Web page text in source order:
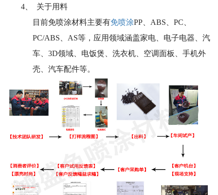
4、 关于用料
目前免喷涂材料主要有免喷涂PP ABS PC
PC/ABS
AS等，应用领域涵盖家电、电子电器、汽
车、 3D领域、电饭煲、洗衣机、空调面板、手机外
壳、汽车配件等。